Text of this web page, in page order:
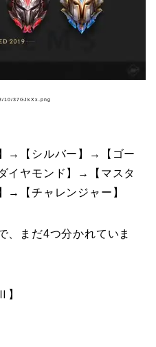
10/37GJkXx.png
→【シルバー】→【ゴー
イヤモンド】→【マスタ
→【チャレンジャー】
、まだ4つ分かれていま
】